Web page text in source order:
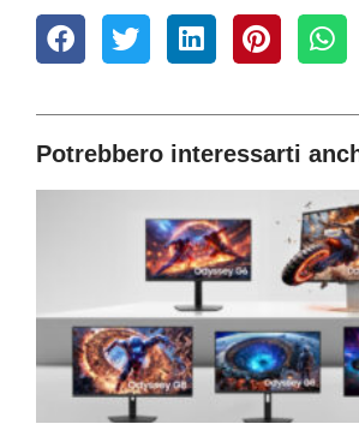
Potrebbero interessarti